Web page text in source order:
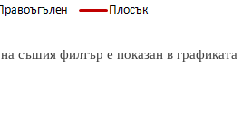
на съшия филтър е показан в графиката